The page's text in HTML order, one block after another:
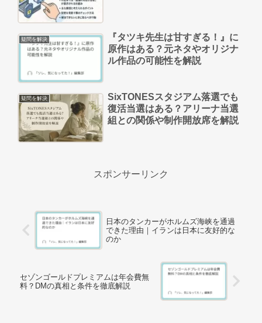
疑問を解決
『タツキ先生は甘すぎる！』に
原作はある？元ネタやオリジナ
ル作品の可能性を解説
疑問を解決
SixTONESスタジアム落選でも
復活当選はある？アリーナ当選
組との関係や制作開放席を解説
スポンサーリンク
日本のタンカーがホルムズ海峡を通過
できた理由｜イランは日本に友好的な
のか
セゾンゴールドプレミアムは年会費無
料？DMの真相と条件を徹底解説